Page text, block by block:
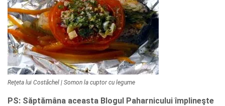
Reţeta lui Costăchel | Somon la cuptor cu legume
PS: Săptămâna aceasta Blogul Paharnicului împlineşte